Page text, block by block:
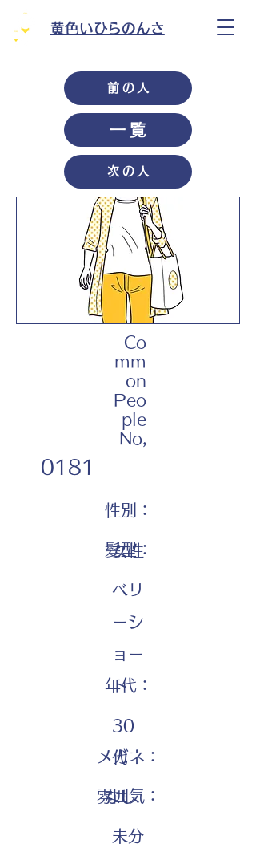
黄色いひらのんさ
前の人
一覧
次の人
Co
mm
on
Peo
ple
No,
0181
性別：
女性
髪型：
ベリ
ーシ
ョー
ト
年代：
30
代
メガネ：
なし
雰囲気：
未分